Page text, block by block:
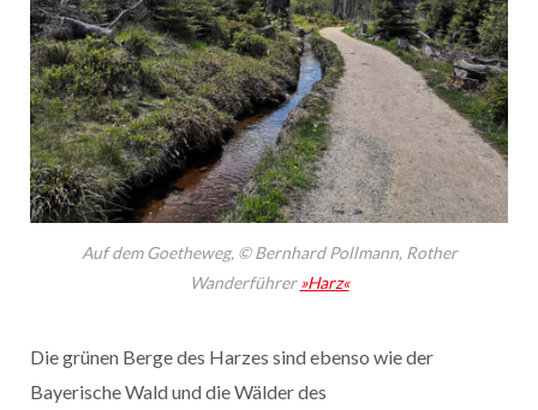
Auf dem Goetheweg, © Bernhard Pollmann, Rother
Wanderführer»Harz«
Die grünen Berge des Harzes sind ebenso wie der
Bayerische Wald und die Wälder des